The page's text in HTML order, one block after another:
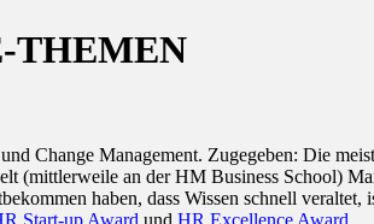
THEMEN
Change Management. Zugegeben: Die
(mittlerweile an der HM Business School)
haben, dass Wissen schnell veraltet,